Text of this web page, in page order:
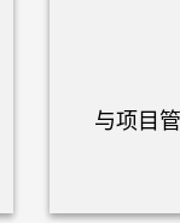
与项目